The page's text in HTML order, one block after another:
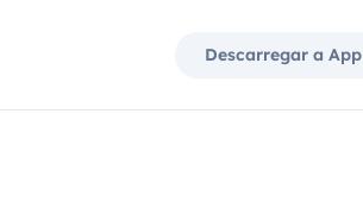
Descarregar a App